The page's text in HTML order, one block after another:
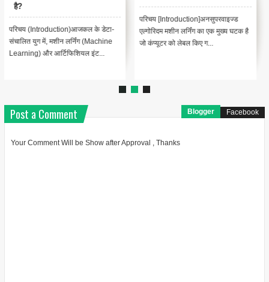
है?
परिचय (Introduction)आजकल के डेटा-
संचालित युग में, मशीन लर्निंग (Machine
Learning) और आर्टिफिशियल इंट...
परिचय [Introduction]अनसुपरवाइज्ड
एल्गोरिदम मशीन लर्निंग का एक मुख्य घटक है
जो कंप्यूटर को लेबल किए ग...
Post a Comment Blogger Facebook
Your Comment Will be Show after Approval , Thanks